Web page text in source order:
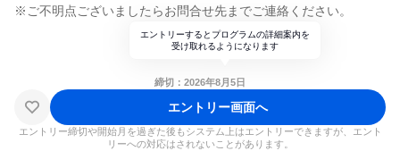
※ご不明点ございましたらお問合せ先までご連絡ください。
エントリーするとプログラムの詳細案内を
受け取れるようになります
締切：2026年8月5日
エントリー画面へ
エントリー締切や開始月を過ぎた後もシステム上はエントリーできますが、エント
リーへの対応はされないことがあります。